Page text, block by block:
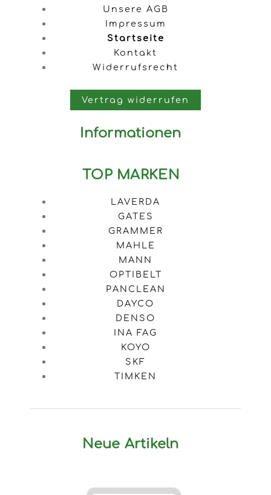
Unsere AGB
Impressum
Startseite
Kontakt
Widerrufsrecht
Vertrag widerrufen
Informationen
TOP MARKEN
LAVERDA
GATES
GRAMMER
MAHLE
MANN
OPTIBELT
PANCLEAN
DAYCO
DENSO
INA FAG
KOYO
SKF
TIMKEN
Neue Artikeln